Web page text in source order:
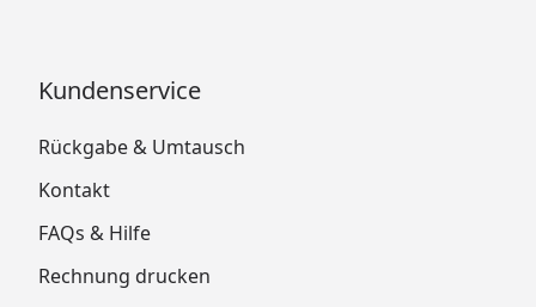
Kundenservice
Rückgabe & Umtausch
Kontakt
FAQs & Hilfe
Rechnung drucken